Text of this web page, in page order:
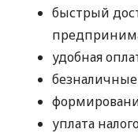
быстрый
удобная
уплата